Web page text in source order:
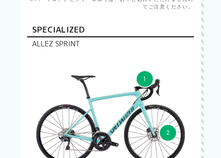
でご注意ください。
SPECIALIZED
ALLEZ SPRINT
1
2